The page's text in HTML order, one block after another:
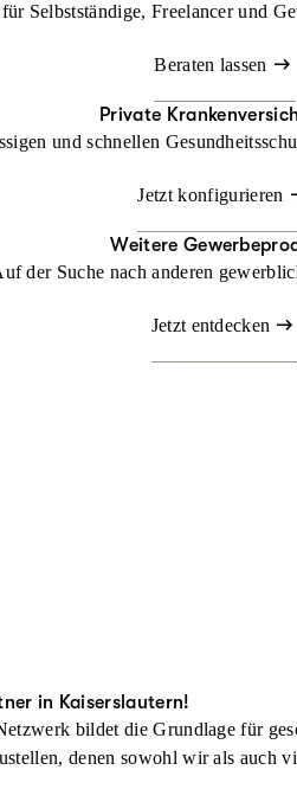
Selbstständige, Freelancer und
Beraten lassen
Private
und schnellen
Jetzt konfigurieren
Weitere
der Suche nach anderen
Jetzt entdecken
in Kaiserslautern!
bildet die Grundlage für
denen sowohl wir als auch